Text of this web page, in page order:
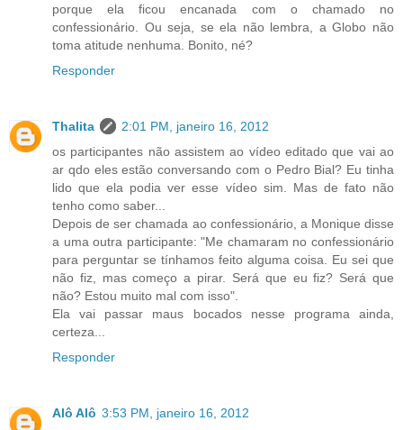
porque ela ficou encanada com o chamado no
confessionário. Ou seja, se ela não lembra, a Globo não
toma atitude nenhuma. Bonito, né?
Responder
Thalita
2:01 PM, janeiro 16, 2012
os participantes não assistem ao vídeo editado que vai ao
ar qdo eles estão conversando com o Pedro Bial? Eu tinha
lido que ela podia ver esse vídeo sim. Mas de fato não
tenho como saber...
Depois de ser chamada ao confessionário, a Monique disse
a uma outra participante: "Me chamaram no confessionário
para perguntar se tínhamos feito alguma coisa. Eu sei que
não fiz, mas começo a pirar. Será que eu fiz? Será que
não? Estou muito mal com isso".
Ela vai passar maus bocados nesse programa ainda,
certeza...
Responder
Alô Alô 3:53 PM, janeiro 16, 2012